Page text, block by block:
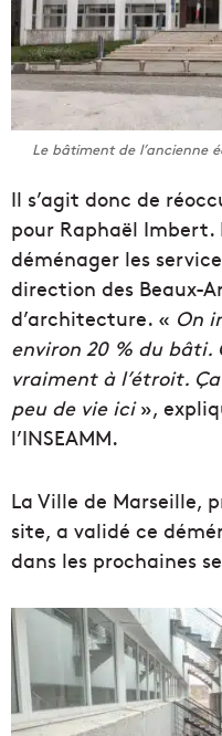
Le bâtiment de l’ancienne
Il s’agit donc de
pour Raphaël Imbert.
déménager les
direction des Beaux-
d’architecture. « On
environ 20 % du bâti.
vraiment à l’étroit.
peu de vie ici»,
l’INSEAMM.
La Ville de Marseille,
site, a validé ce
dans les prochaines